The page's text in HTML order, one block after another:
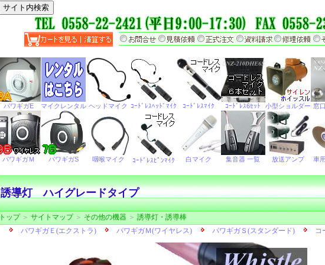
誘導灯 ハイグレードタイプ
トップ＞ サイトマップ＞ その他の機器＞ 誘導灯・誘導棒